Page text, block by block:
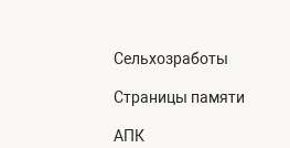
Сельхозработы
Страницы памяти
АПК